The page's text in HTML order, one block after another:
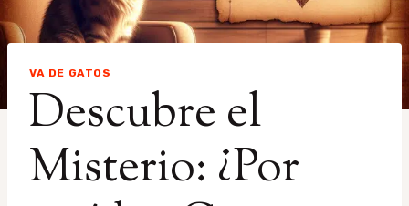
VA DE GATOS
Descubre el
Misterio: ¿Por